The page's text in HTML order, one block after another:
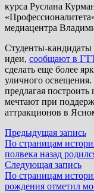
курса Руслана
медиацентра
Студенты-
идеи, сообщают в
сделать еще более
уличного
предлагая
мечтают при
аттракционов в
Навигация
по
записям
Предыдущая запись
По страницам
полвека назад
Следующая запись
По страницам
рождения отметил